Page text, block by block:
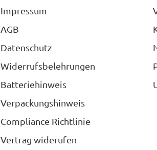
Impressum
AGB
Datenschutz
Widerrufsbelehrungen
Batteriehinweis
Verpackungshinweis
Compliance Richtlinie
Vertrag widerufen